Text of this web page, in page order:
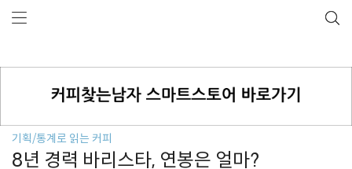
기획/통계로 읽는 커피
8년 경력 바리스타, 연봉은 얼마?